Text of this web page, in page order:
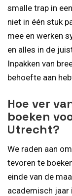
smalle trap in
niet in één stuk
mee en werken
en alles in de
Inpakken van
behoefte aan
Hoe ver
boeken
Utrecht?
We raden aan
tevoren te
einde van de
academisch jaar